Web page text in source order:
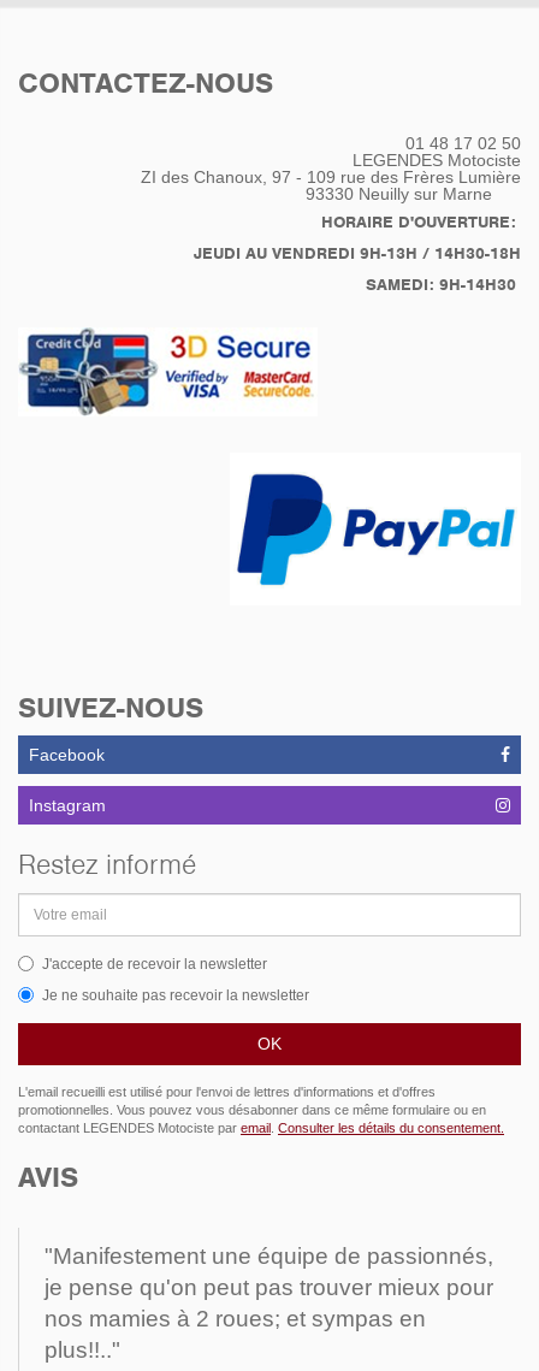
CONTACTEZ-NOUS
01 48 17 02 50
LEGENDES Motociste
ZI des Chanoux, 97 - 109 rue des Frères Lumière
93330 Neuilly sur Marne
HORAIRE D'OUVERTURE:
JEUDI AU VENDREDI 9H-13H / 14H30-18H
SAMEDI: 9H-14H30
SUIVEZ-NOUS
Facebook
Instagram
Restez informé
email
J'accepte de recevoir la newsletter
Je ne souhaite pas recevoir la newsletter
L'email recueilli est utilisé pour l'envoi de lettres d'informations et d'offres
promotionnelles. Vous pouvez vous désabonner dans ce même formulaire ou en
contactant LEGENDES Motociste par email Consulter les détails du consentement.
AVIS
"Manifestement une équipe de passionnés,
je pense qu'on peut pas trouver mieux pour
nos mamies à 2 roues; et sympas en
plus!!.."